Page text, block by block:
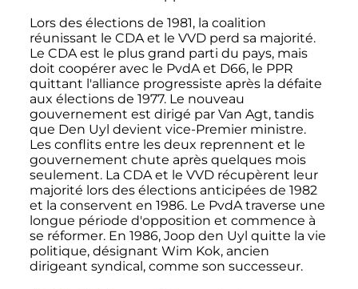
Lors des élections de 1981, la coalition
réunissant le CDA et le VVD perd sa majorité.
Le CDA est le plus grand parti du pays, mais
doit coopérer avec le PvdA et D66, le PPR
quittant l'alliance progressiste après la défaite
aux élections de 1977. Le nouveau
gouvernement est dirigé par Van Agt, tandis
que Den Uyl devient vice-Premier ministre.
Les conflits entre les deux reprennent et le
gouvernement chute après quelques mois
seulement. La CDA et le VVD récupèrent leur
majorité lors des élections anticipées de 1982
et la conservent en 1986. Le PvdA traverse une
longue période d'opposition et commence à
se réformer. En 1986, Joop den Uyl quitte la vie
politique, désignant Wim Kok, ancien
dirigeant syndical, comme son successeur.